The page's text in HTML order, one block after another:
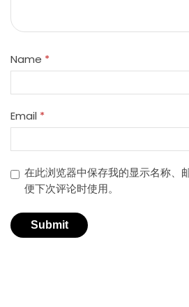
Name *
Email *
在此浏览器中保存我的显示名称、
便下次评论时使用。